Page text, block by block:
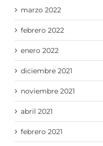
marzo 2022
febrero 2022
enero 2022
diciembre 2021
noviembre 2021
abril 2021
febrero 2021